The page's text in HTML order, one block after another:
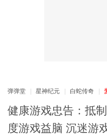
弹弹堂 星神纪元 白蛇传奇
健康游戏忠告：抵
度游戏益脑 沉迷游